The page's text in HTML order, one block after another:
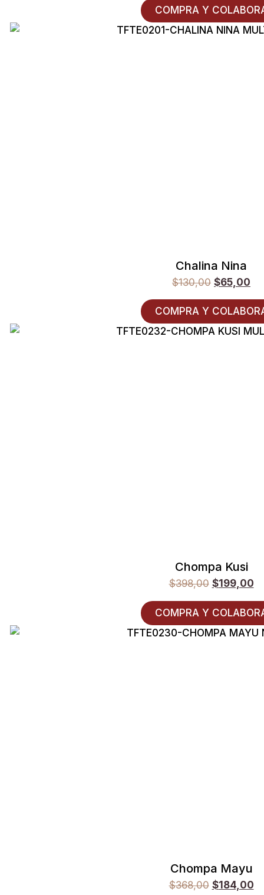
COMPRA Y
Chalina Nina
$130,00 $65,00
COMPRA Y
Chompa Kusi
$398,00 $199,00
COMPRA Y
Chompa Mayu
$368,00 $184,00